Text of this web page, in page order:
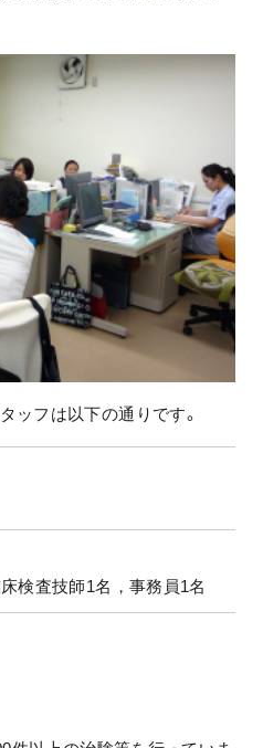
ッフは以下の通りです。
検査技師1名，事務員1名